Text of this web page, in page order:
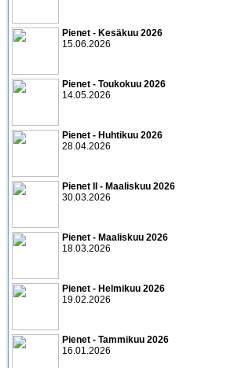
Pienet - Kesäkuu 2026
15.06.2026
Pienet - Toukokuu 2026
14.05.2026
Pienet - Huhtikuu 2026
28.04.2026
Pienet II - Maaliskuu 2026
30.03.2026
Pienet - Maaliskuu 2026
18.03.2026
Pienet - Helmikuu 2026
19.02.2026
Pienet - Tammikuu 2026
16.01.2026